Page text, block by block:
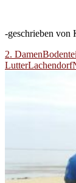
-geschrieben von
2. Damen
LutterLachendorf